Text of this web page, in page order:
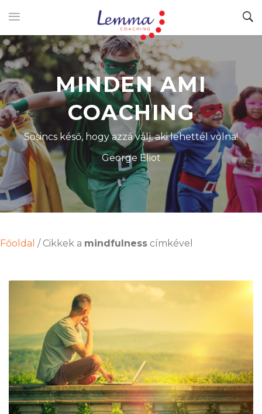
MINDEN AMI
COACHING
Sosincs késő, hogy azzá válj, aki lehettél volna!
George Eliot
Főoldal / Cikkek a mindfulness címkével